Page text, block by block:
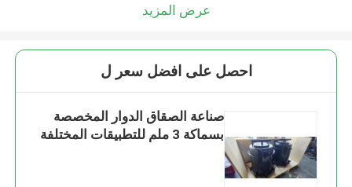
عرض المزيد
احصل على افضل سعر ل
صناعة الصقاق الدوار المخصصة
بسماكة 3 ملم للتطبيقات المختلفة